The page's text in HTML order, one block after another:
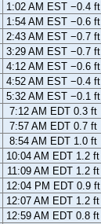
1:02 AM EST −0.4 ft
1:54 AM EST −0.6 ft
2:43 AM EST −0.7 ft
3:29 AM EST −0.7 ft
4:12 AM EST −0.6 ft
4:52 AM EST −0.4 ft
5:32 AM EST −0.1 ft
7:12 AM EDT 0.3 ft
7:57 AM EDT 0.7 ft
8:54 AM EDT 1.0 ft
10:04 AM EDT 1.2 ft
11:09 AM EDT 1.2 ft
12:04 PM EDT 0.9 ft
12:07 AM EDT 1.2 ft
12:59 AM EDT 0.8 ft